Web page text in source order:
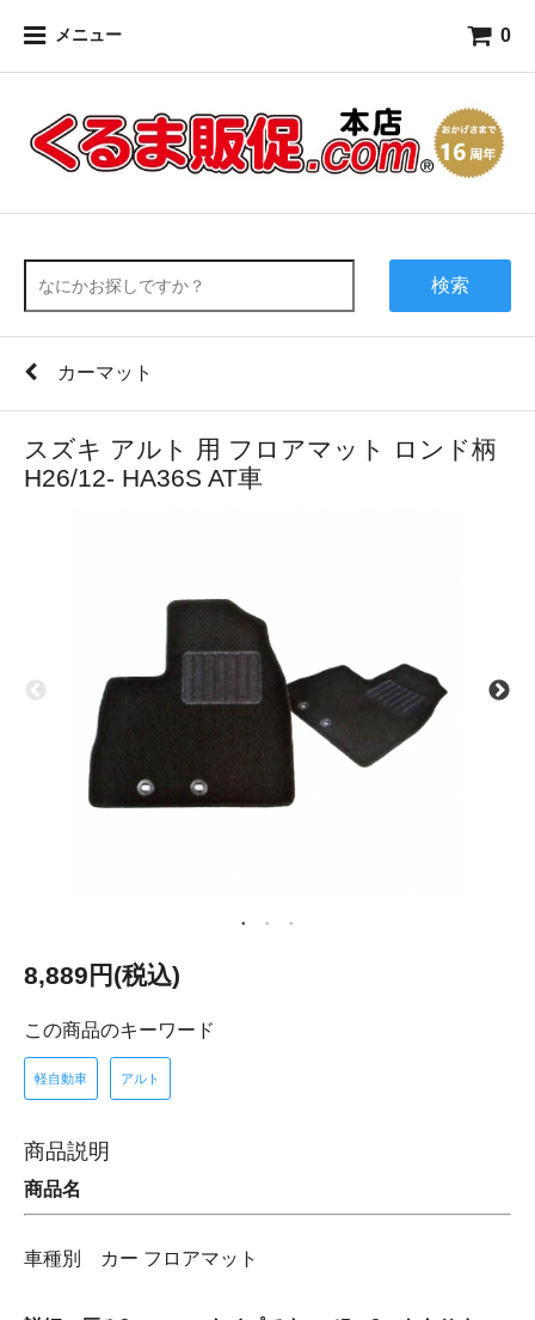
メニュー 0
検索
カーマット
スズキ アルト 用 フロアマット ロンド柄
H26/12- HA36S AT車
8,889円(税込)
この商品のキーワード
軽自動車 アルト
商品説明
商品名
車種別 カー フロアマット